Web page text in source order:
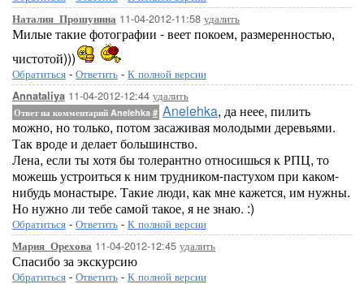
Наталия_Прошунина 11-04-2012-11:58 удалить
Милые такие фотографии - веет покоем, размеренностью,
чистотой)))
Обратиться - Ответить - К полной версии
Annataliya 11-04-2012-12:44 удалить
Ответ на комментарий Anelehka # Anelehka, да неее, пилить
можно, но только, потом засаживая молодыми деревьями.
Так вроде и делает большинство.
Лена, если ты хотя бы толерантно относишься к РПЦ, то
можешь устроиться к ним трудником-пастухом при каком-
нибудь монастыре. Такие люди, как мне кажется, им нужны.
Но нужно ли тебе самой такое, я не знаю. :)
Обратиться - Ответить - К полной версии
Мария_Орехова 11-04-2012-12:45 удалить
Спасибо за экскурсию
Обратиться - Ответить - К полной версии